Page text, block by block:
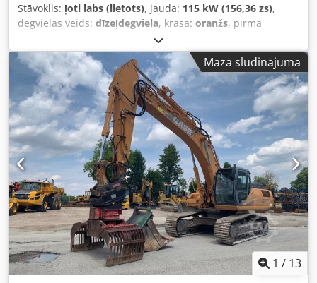
Stāvoklis: ļoti labs (lietots), jauda: 115 kW (156,36 zs),
degvielas veids: dīzeļdegviela, krāsa: oranžs, pirmā
, Ražošanas gads:
stundas:15 109 h, Vispārīga informācija Modeļa gads: 2012
Sērijas numurs: DCH210R5NCEAH2500 Tehniskā
informācija Cilindru skaits: 4 Tukšsvara: 22 600 kg
Funkcionāli Darba platums: 300 cm CE marķējums: jā
Stāvoklis Tehniskais stāvoklis: ļoti labs Dcsdpfx Aloy En
Ndsajk Vizuālais stāvoklis: ļoti labs Finanšu informācija
Cena: pēc pieprasījuma Garantija Garantija: no pirmās
rokas, pilna servisa vēsture, uzreiz gatavs darbam! - 80 %
kāpurķēžu šasija - Iekļauti 3 kausi: 1300 mm, 450 mm un
2000 mm grāvju tīrīšanas kauss - Papildus iespējama
2021.gada TOPCON 3D sistēma
Mazā sludinājuma
1 / 13